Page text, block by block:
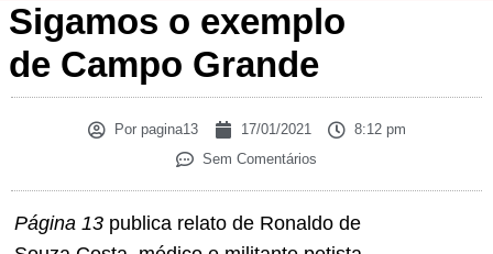
Sigamos o exemplo
de Campo Grande
Porpagina13 17/01/2021
8:12 pm
Sem Comentários
Página 13 publica relato de Ronaldo de